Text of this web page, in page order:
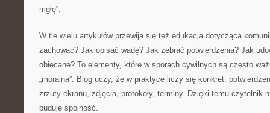
mgłę”.
W tle wielu artykułów przewija się też edukacja dotycząca
zachować? Jak opisać wadę? Jak zebrać potwierdzenia? Jak
obiecane? To elementy, które w sporach cywilnych są często
„moralna”. Blog uczy, że w praktyce liczy się konkret:
zrzuty ekranu, zdjęcia, protokoły, terminy. Dzięki temu czytelnik
buduje spójność.